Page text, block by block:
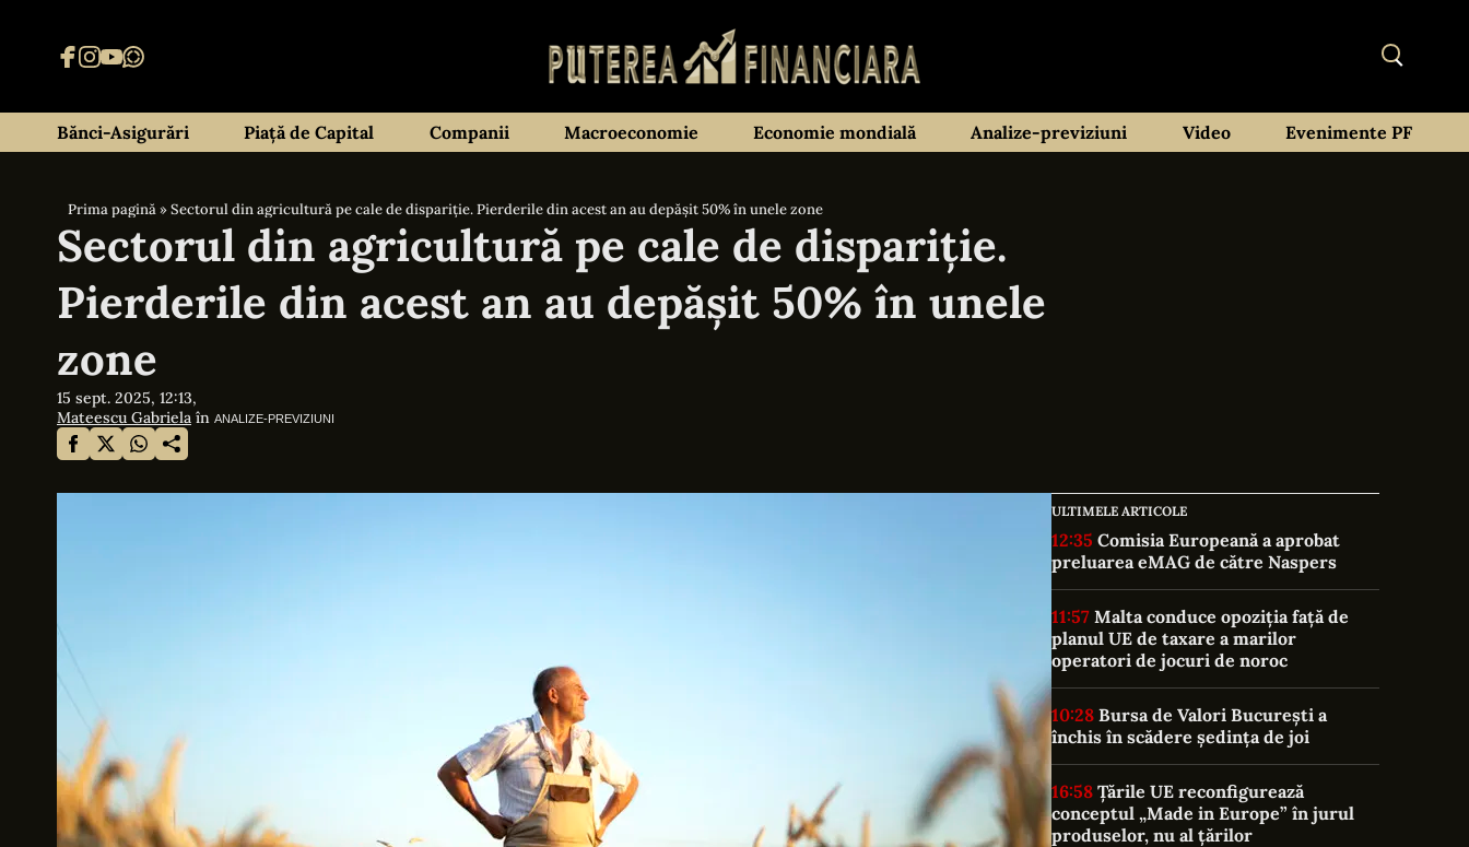
Bănci-Asigurări Piață de Capital Companii Macroeconomie Economie mondială Analize-previziuni Video Evenimente PF
Prima pagină»Sectorul din agricultură pe cale de dispariție. Pierderile din acest an au depășit 50% în unele zone
Sectorul din agricultură pe cale de dispariție.
Pierderile din acest an au depășit 50% în unele
zone
15 sept. 2025, 12:13,
Mateescu Gabriela în ANALIZE-PREVIZIUNI
ULTIMELE ARTICOLE
12:35
preluarea eMAG de către Naspers
11:57
planul UE de taxare a marilor
operatori de jocuri de noroc
10:28
închis în scădere ședința de joi
16:58
conceptul „Made in Europe” în jurul
produselor, nu al țărilor